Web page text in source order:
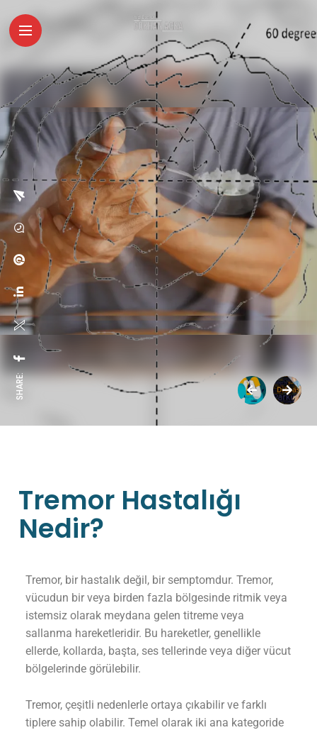
SHARE:
Tremor Hastalığı
Nedir?
Tremor, bir hastalık değil, bir semptomdur. Tremor,
vücudun bir veya birden fazla bölgesinde ritmik veya
istemsiz olarak meydana gelen titreme veya
sallanma hareketleridir. Bu hareketler, genellikle
ellerde, kollarda, başta, ses tellerinde veya diğer vücut
bölgelerinde görülebilir.
Tremor, çeşitli nedenlerle ortaya çıkabilir ve farklı
tiplere sahip olabilir. Temel olarak iki ana kategoride